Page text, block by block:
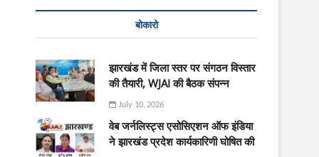
बोकारो
झारखंड में जिला स्तर पर संगठन विस्तार
की तैयारी, WJAI की बैठक संपन्न
July 10, 2026
वेब जर्नलिस्ट्स एसोसिएशन ऑफ इंडिया
ने झारखंड प्रदेश कार्यकारिणी घोषित की